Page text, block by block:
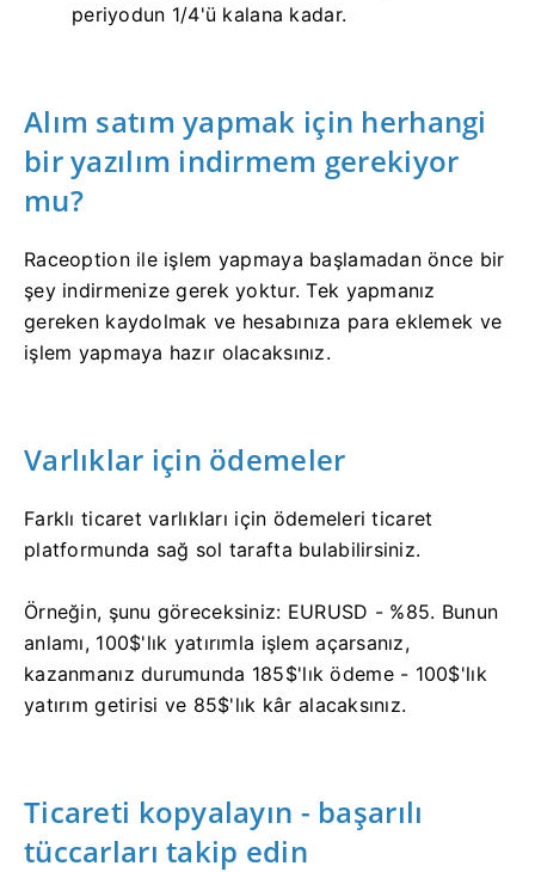
periyodun 1/4'ü kalana kadar.
Alım satım yapmak için herhangi
bir yazılım indirmem gerekiyor
mu?
Raceoption ile işlem yapmaya başlamadan önce bir
şey indirmenize gerek yoktur.Tek yapmanız
gereken kaydolmak ve hesabınıza para eklemek ve
işlem yapmaya hazır olacaksınız.
Varlıklar için ödemeler
Farklı ticaret varlıkları için ödemeleri ticaret
platformunda sağ sol tarafta bulabilirsiniz.
Örneğin, şunu göreceksiniz: EURUSD - %85. Bunun
anlamı, 100$'lık yatırımla işlem açarsanız,
kazanmanız durumunda 185$'lık ödeme - 100$'lık
yatırım getirisi ve 85$'lık kâr alacaksınız.
Ticareti kopyalayın - başarılı
tüccarları takip edin